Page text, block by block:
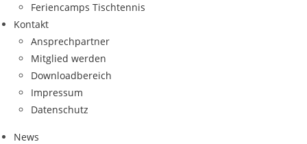
Feri­en­camps Tischtennis
Kon­takt
Ansprech­part­ner
Mit­glied werden
Down­load­be­reich
Impres­sum
Daten­schutz
News